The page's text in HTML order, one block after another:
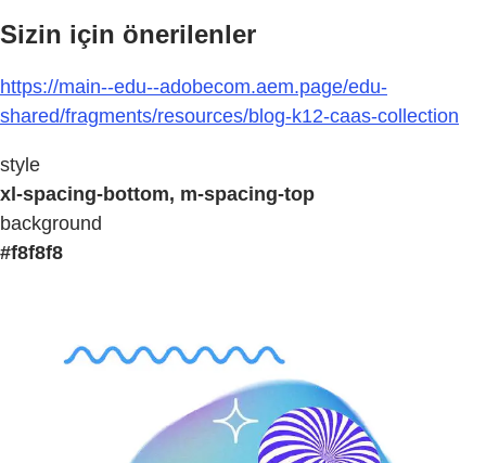
Sizin için önerilenler
https://main--edu--adobecom.aem.page/edu-
shared/fragments/resources/blog-k12-caas-collection
style
xl-spacing-bottom, m-spacing-top
background
#f8f8f8